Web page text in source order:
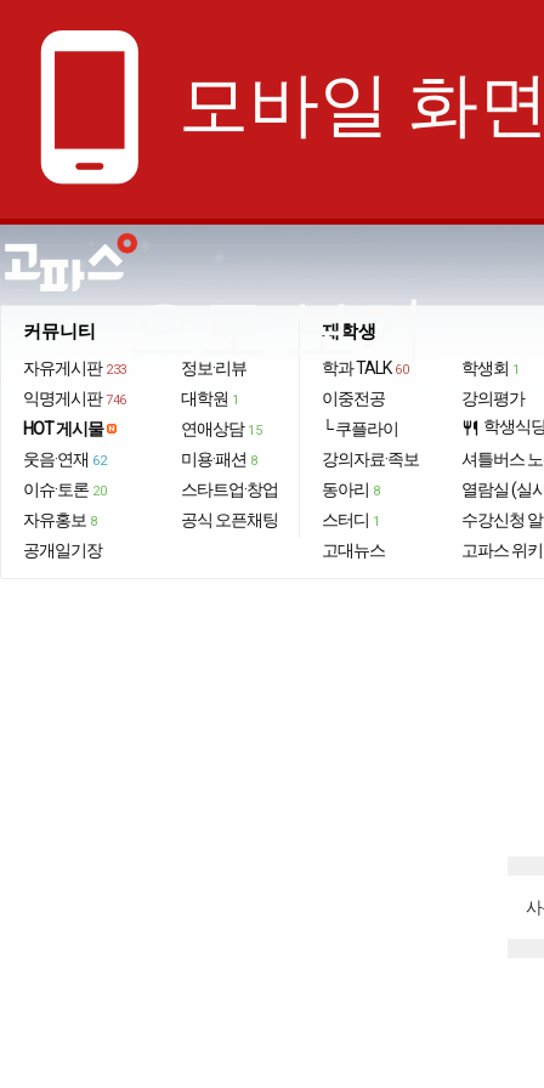
phone_android 모바일 화
으로 보기
커뮤니티
자유게시판 233
익명게시판 746
HOT 게시물
웃음·연재 62
이슈·토론 20
자유홍보 8
공개일기장
정보·리뷰
대학원 1
연애상담 15
미용·패션 8
스타트업·창업
공식 오픈채팅
재학생
학과 TALK 60
이중전공
└ 쿠플라이
강의자료·족보
동아리 8
스터디 1
고대뉴스
학생회 1
강의평가
restaurant 학생식
셔틀버스
열람실 (실
수강신청
고파스 위키